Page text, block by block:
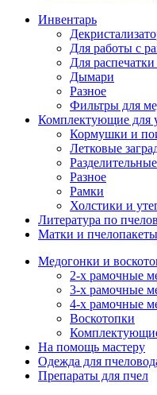
Инвентарь
Для работы с
Для распечатки
Дымари
Разное
Фильтры для
Комплектующие для
Кормушки и
Летковые
Разное
Рамки
Холстики и
Литература по
Матки и пчелопакеты
Медогонки и
2-х рамочные
3-х рамочные
4-х рамочные
Воскотопки
На помощь мастеру
Одежда для
Препараты для пчел